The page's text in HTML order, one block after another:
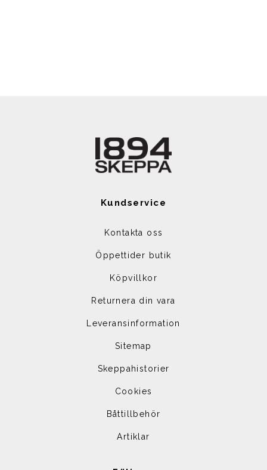
Kundservice
Kontakta oss
Öppettider butik
Köpvillkor
Returnera din vara
Leveransinformation
Sitemap
Skeppahistorier
Cookies
Båttillbehör
Artiklar